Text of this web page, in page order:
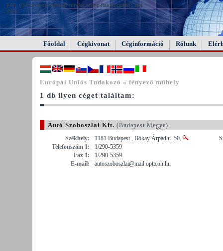
FAIL (the browser should render some flash content, not
this).
Főoldal Cégkivonat Céginformáció Rólunk
Európai Uniós Tudakozó « fényező műhely
1 db ilyen céget találtam:
Autó Szoboszlai Kft. (Budapest Megye)
Székhely:
1181 Budapest , Bókay Árpád u. 50.
Telefonszám 1:
1/290-5359
Fax 1:
1/290-5359
E-mail:
autoszoboszlai@mail.opticon.hu